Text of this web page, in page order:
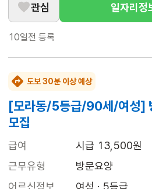
관심 일자리정
10일전 등록
도보 30분 이상 예상
[모라동/5등급/90세/여성]
모집
급여
시급 13,500원
근무유형
방문요양
어르신정보
여성 · 5등급